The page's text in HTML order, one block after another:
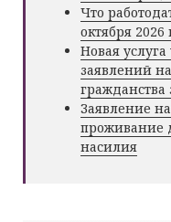
Что
октября 2026
Новая
заявлений
гражданства
Заявление
проживание
насилия